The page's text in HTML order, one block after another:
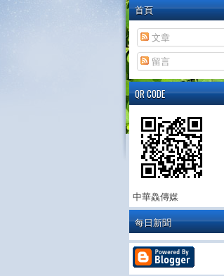
首頁
文章
留言
QR CODE
中華鱻傳媒
每日新聞